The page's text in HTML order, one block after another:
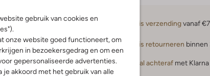
gebruik van cookies en
onze website goed functioneert, om
in bezoekersgedrag en om een
gepersonaliseerde advertenties.
je akkoord met het gebruik van alle
Gratis verzendingvanaf
Gratis retourneren binnen
Betaal achteraf met Klarna